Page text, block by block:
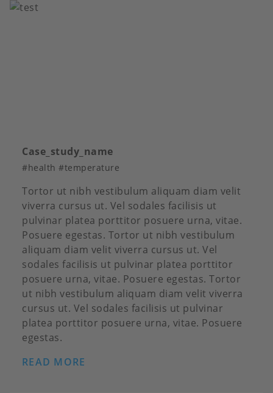
Case_study_name
#health #temperature
Tortor ut nibh vestibulum aliquam diam velit
viverra cursus ut. Vel sodales facilisis ut
pulvinar platea porttitor posuere urna, vitae.
Posuere egestas. Tortor ut nibh vestibulum
aliquam diam velit viverra cursus ut. Vel
sodales facilisis ut pulvinar platea porttitor
posuere urna, vitae. Posuere egestas. Tortor
ut nibh vestibulum aliquam diam velit viverra
cursus ut. Vel sodales facilisis ut pulvinar
platea porttitor posuere urna, vitae. Posuere
egestas.
READ MORE